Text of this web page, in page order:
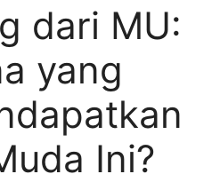
dari MU:
yang
Ini?